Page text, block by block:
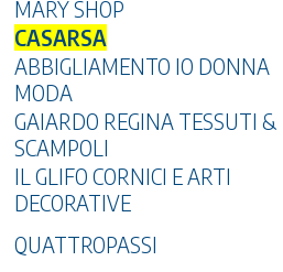
MARY SHOP
CASARSA
ABBIGLIAMENTO IO DONNA
MODA
GAIARDO REGINA TESSUTI &
SCAMPOLI
IL GLIFO CORNICI E ARTI
DECORATIVE
QUATTROPASSI